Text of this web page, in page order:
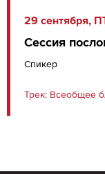
29 сентября,
Сессия
Спикер
Трек: Всеобщее